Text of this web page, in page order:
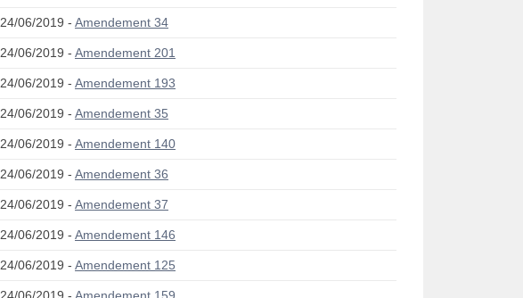
24/06/2019 - Amendement 34
24/06/2019 - Amendement 201
24/06/2019 - Amendement 193
24/06/2019 - Amendement 35
24/06/2019 - Amendement 140
24/06/2019 - Amendement 36
24/06/2019 - Amendement 37
24/06/2019 - Amendement 146
24/06/2019 - Amendement 125